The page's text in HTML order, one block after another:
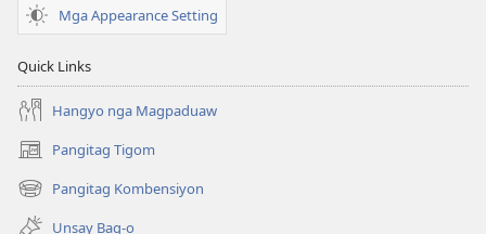
Mga Appearance Setting
Quick Links
Hangyo nga Magpaduaw
Pangitag Tigom
(mo-
open
ug
bag-
Pangitag Kombensiyon
(mo-
open Unsay Bag-o